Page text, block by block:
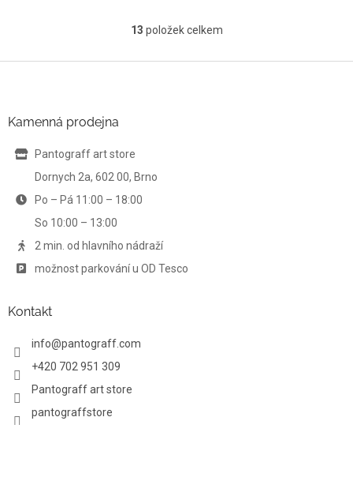
O
l
p
i
13 položek celkem
Kamenná prodejna
Pantograff art store
Dornych 2a, 602 00, Brno
Po – Pá 11:00 – 18:00
So 10:00 – 13:00
2 min. od hlavního nádraží
možnost parkování u OD Tesco
Kontakt
info@pantograff.com
+420 702 951 309
Pantograff art store
pantograffstore